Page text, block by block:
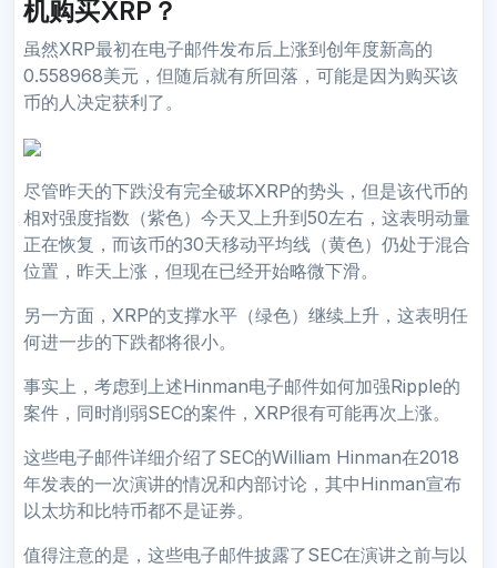
机购买XRP？
虽然XRP最初在电子邮件发布后上涨到创年度新高的
0.558968美元，但随后就有所回落，可能是因为购买该
币的人决定获利了。
尽管昨天的下跌没有完全破坏XRP的势头，但是该代币的
相对强度指数（紫色）今天又上升到50左右，这表明动量
正在恢复，而该币的30天移动平均线（黄色）仍处于混合
位置，昨天上涨，但现在已经开始略微下滑。
另一方面，XRP的支撑水平（绿色）继续上升，这表明任
何进一步的下跌都将很小。
事实上，考虑到上述Hinman电子邮件如何加强Ripple的
案件，同时削弱SEC的案件，XRP很有可能再次上涨。
这些电子邮件详细介绍了SEC的William Hinman在2018
年发表的一次演讲的情况和内部讨论，其中Hinman宣布
以太坊和比特币都不是证券。
值得注意的是，这些电子邮件披露了SEC在演讲之前与以